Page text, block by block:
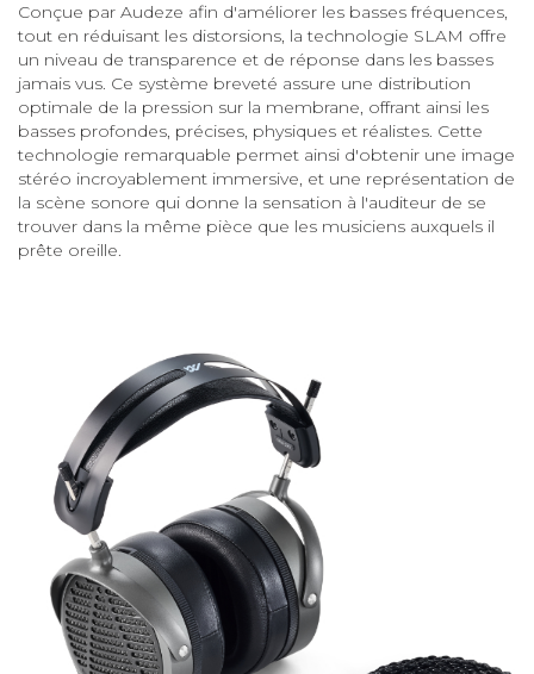
Conçue par Audeze afin d'améliorer les basses fréquences,
tout en réduisant les distorsions, la technologie SLAM offre
un niveau de transparence et de réponse dans les basses
jamais vus. Ce système breveté assure une distribution
optimale de la pression sur la membrane, offrant ainsi les
basses profondes, précises, physiques et réalistes. Cette
technologie remarquable permet ainsi d'obtenir une image
stéréo incroyablement immersive, et une représentation de
la scène sonore qui donne la sensation à l'auditeur de se
trouver dans la même pièce que les musiciens auxquels il
prête oreille.